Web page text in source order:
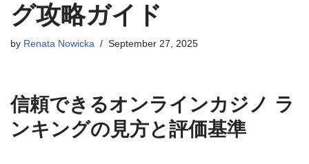
グ攻略ガイド
by Renata Nowicka September 27, 2025
信頼できるオンラインカジノ ラ
ンキングの見方と評価基準